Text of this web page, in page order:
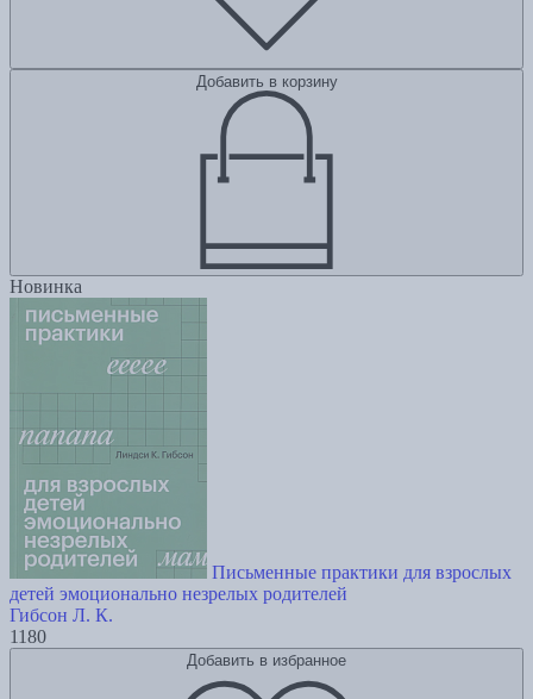
Добавить в корзину
Новинка
Письменные практики для взрослых
детей эмоционально незрелых родителей
Гибсон Л. К.
1180
Добавить в избранное